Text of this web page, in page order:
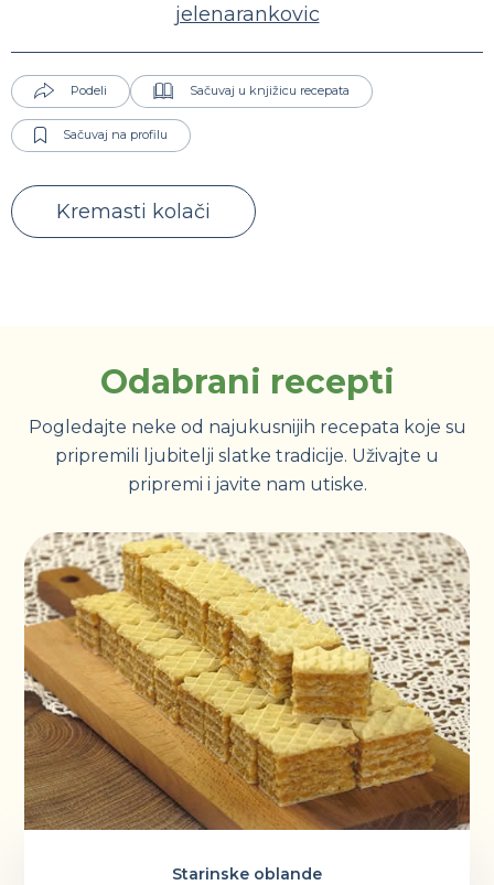
jelenarankovic
Podeli Sačuvaj u knjižicu recepata
Sačuvaj na profilu
Kremasti kolači
Odabrani recepti
Pogledajte neke od najukusnijih recepata koje su
pripremili ljubitelji slatke tradicije. Uživajte u
pripremi i javite nam utiske.
Starinske oblande